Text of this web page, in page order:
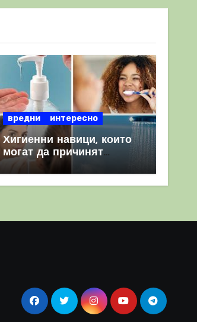
вредни интересно
Хигиенни навици, които
могат да причинят
повече вреда, отколкото
полза